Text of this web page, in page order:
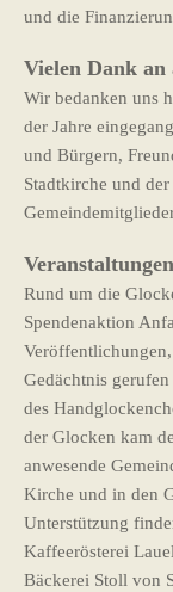
und die
Vielen Dank an
Wir bedanken uns
der Jahre
und Bürgern,
Stadtkirche und
Rund um die
Spendenaktion
Gedächtnis
des
der Glocken kam
anwesende
Kirche und in den
Unterstützung
Kaffeerösterei
Bäckerei Stoll von